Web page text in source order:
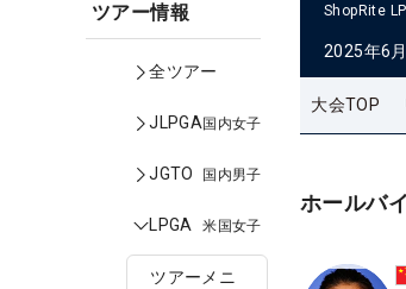
ツアー情報
全ツアー
JLPGA国内女子
JGTO 国内男子
LPGA 米国女子
ツアーメニ
ShopRite
2025年6
大会TOP
ホールバ